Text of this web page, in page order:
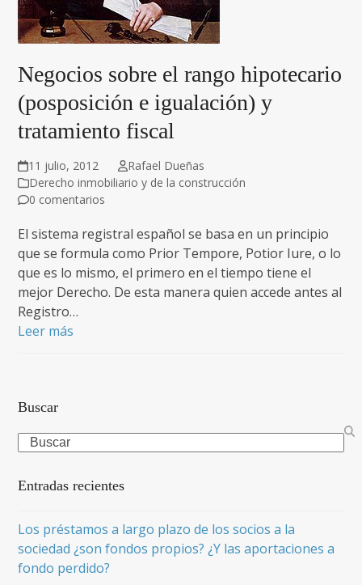
Negocios sobre el rango hipotecario
(posposición e igualación) y
tratamiento fiscal
11 julio, 2012
Rafael Dueñas
Derecho inmobiliario y de la construcción
0 comentarios
El sistema registral español se basa en un principio
que se formula como Prior Tempore, Potior Iure, o lo
que es lo mismo, el primero en el tiempo tiene el
mejor Derecho. De esta manera quien accede antes al
Registro…
Leer más
Buscar
Search
Entradas recientes
Los préstamos a largo plazo de los socios a la
sociedad ¿son fondos propios? ¿Y las aportaciones a
fondo perdido?